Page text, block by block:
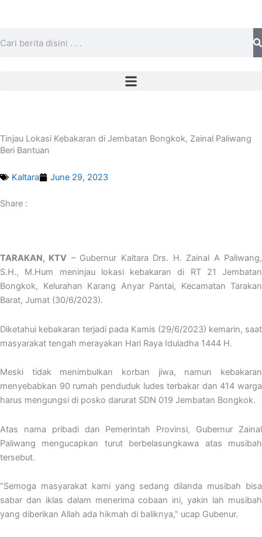
Tinjau Lokasi Kebakaran di Jembatan Bongkok, Zainal Paliwang
Beri Bantuan
Kaltara June 29, 2023
Share :
TARAKAN, KTV – Gubernur Kaltara Drs. H. Zainal A Paliwang,
S.H., M.Hum meninjau lokasi kebakaran di RT 21 Jembatan
Bongkok, Kelurahan Karang Anyar Pantai, Kecamatan Tarakan
Barat, Jumat (30/6/2023).
Diketahui kebakaran terjadi pada Kamis (29/6/2023) kemarin, saat
masyarakat tengah merayakan Hari Raya Iduladha 1444 H.
Meski tidak menimbulkan korban jiwa, namun kebakaran
menyebabkan 90 rumah penduduk ludes terbakar dan 414 warga
harus mengungsi di posko darurat SDN 019 Jembatan Bongkok.
Atas nama pribadi dan Pemerintah Provinsi, Gubernur Zainal
Paliwang mengucapkan turut berbelasungkawa atas musibah
tersebut.
“Semoga masyarakat kami yang sedang dilanda musibah bisa
sabar dan iklas dalam menerima cobaan ini, yakin lah musibah
yang diberikan Allah ada hikmah di baliknya,” ucap Gubenur.